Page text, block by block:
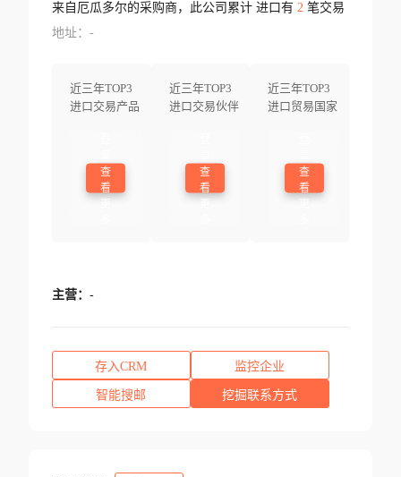
来自厄瓜多尔的采购商，此公司累计 进口有 2笔交易
地址：-
近三年TOP3
进口交易产品
查
看
近三年TOP3
进口交易伙伴
查
看
近三年TOP3
进口贸易国家
查
看
主营： -
存入CRM 监控企业
智能搜邮 挖掘联系方式